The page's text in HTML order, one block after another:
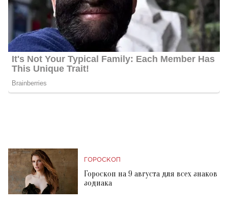
ГОРОСКОП
Гороскоп на 9 августа для всех знаков
зодиака